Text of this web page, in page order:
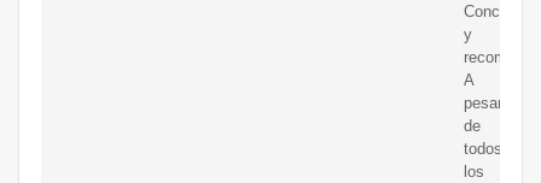
y
A
pesar
de
todos
los